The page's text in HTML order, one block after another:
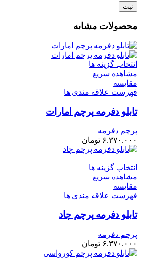
محصولات مشابه
انتخاب گزینه ها
مشاهده سریع
مقایسه
فهرست علاقه مندی ها
تابلو دفرمه پرچم امارات
پرچم دفرمه
۶.۳۷۰.۰۰۰ تومان
انتخاب گزینه ها
مشاهده سریع
مقایسه
فهرست علاقه مندی ها
تابلو دفرمه پرچم چاد
پرچم دفرمه
۶.۳۷۰.۰۰۰ تومان